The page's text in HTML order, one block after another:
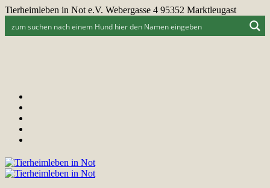
Tierheimleben in Not e.V. Webergasse 4 95352 Marktleugast